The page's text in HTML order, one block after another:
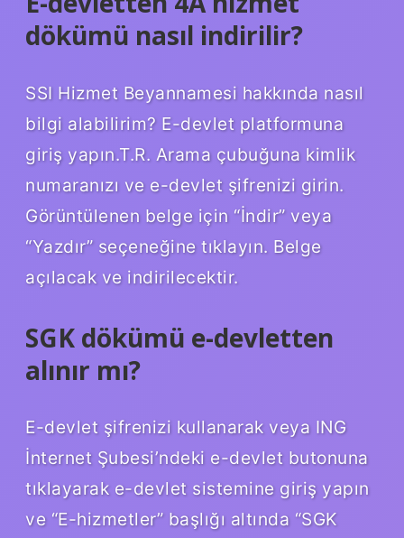
dökümü nasıl indirilir?
SSI Hizmet Beyannamesi hakkında nasıl
bilgi alabilirim? E-devlet platformuna
giriş yapın.T.R. Arama çubuğuna kimlik
numaranızı ve e-devlet şifrenizi girin.
Görüntülenen belge için “İndir” veya
“Yazdır” seçeneğine tıklayın. Belge
açılacak ve indirilecektir.
SGK dökümü e-devletten
alınır mı?
E-devlet şifrenizi kullanarak veya ING
İnternet Şubesi’ndeki e-devlet butonuna
tıklayarak e-devlet sistemine giriş yapın
ve “E-hizmetler” başlığı altında “SGK